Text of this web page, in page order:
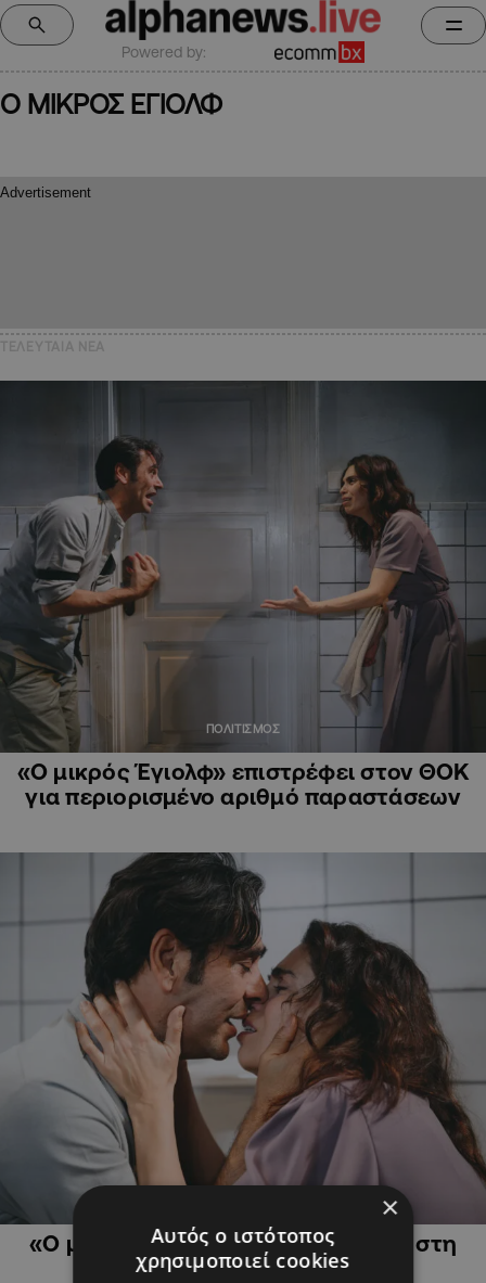
Powered by:
Ο ΜΙΚΡΟΣ ΕΓΙΟΛΦ
ΠΟΛΙΤΙΣΜΟΣ
«Ο μικρός Έγιολφ» επιστρέφει στον ΘΟΚ
για περιορισμένο αριθμό παραστάσεων
«Ο μικρός Έγιολφ» κάνει πρεμιέρα στη
Νέα Σκηνή ΘΟΚ
×
Αυτός ο ιστότοπος
χρησιμοποιεί cookies